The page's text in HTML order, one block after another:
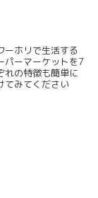
ーホリで生活する
パーマーケットを7
れの特徴も簡単に
てみてください